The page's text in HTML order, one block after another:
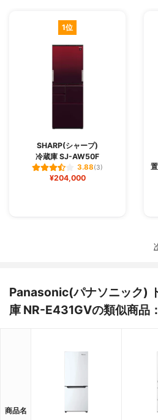
1位
SHARP(シャープ)
冷蔵庫 SJ-AW50F
3.88(3)
¥204,000
Panasonic(パナソニック)
庫 NR-E431GVの類似商品
商品名